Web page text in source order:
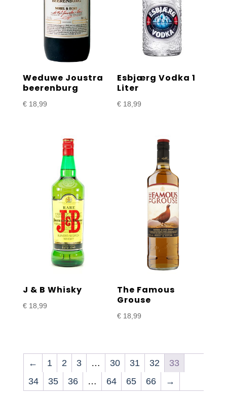
Weduwe Joustra
beerenburg
€18,99
Esbjærg Vodka 1
Liter
€ 18,99
J & B Whisky
€18,99
The Famous
Grouse
€ 18,99
← 1 2 3 … 30 31 32
33
34
35 36 … 64 65 66 →